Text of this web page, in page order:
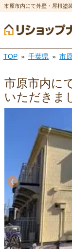
市原市内にて外壁・屋根塗
TOP 千葉県 市
市原市内に
いただきま
《